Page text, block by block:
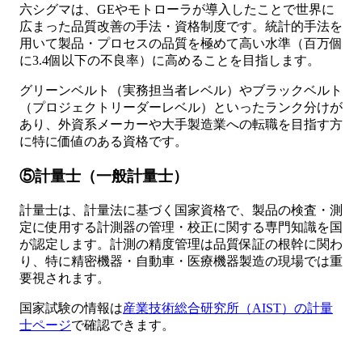
六シグマは、GEやモトローラが導入したことで世界に
広まった品質改善の手法・資格制度です。統計的手法を
用いて製品・プロセスの品質を極めて高い水準（百万個
に3.4個以下の不良率）に高めることを目指します。
グリーンベルト（実務担当者レベル）やブラックベルト
（プロジェクトリーダーレベル）といったランク分けが
あり、外資系メーカーや大手製造業への転職を目指す方
に特に価値のある資格です。
⑤計量士（一般計量士）
計量士は、計量法に基づく国家資格で、製品の検査・測
定に使用する計測器の管理・校正に関する専門知識を国
が認定します。計測の精度管理は品質保証の根幹に関わ
り、特に精密機器・自動車・医療機器製造の現場では重
要視されます。
国家試験の情報は産業技術総合研究所（AIST）の計量
士ページで確認できます。